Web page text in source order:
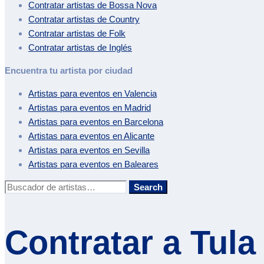
Contratar artistas de Bossa Nova
Contratar artistas de Country
Contratar artistas de Folk
Contratar artistas de Inglés
Encuentra tu artista por ciudad
Artistas para eventos en Valencia
Artistas para eventos en Madrid
Artistas para eventos en Barcelona
Artistas para eventos enAlicante
Artistas para eventos en Sevilla
Artistas para eventos en Baleares
Buscar: Search
Contratar a